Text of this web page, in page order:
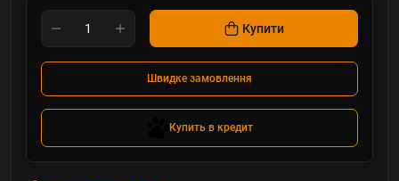
Купити
Швидке замовлення
Купить в кредит